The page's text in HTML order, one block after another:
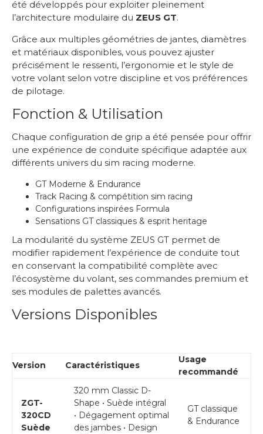
été développés pour exploiter pleinement
l’architecture modulaire du ZEUS GT.
Grâce aux multiples géométries de jantes, diamètres
et matériaux disponibles, vous pouvez ajuster
précisément le ressenti, l’ergonomie et le style de
votre volant selon votre discipline et vos préférences
de pilotage.
Fonction & Utilisation
Chaque configuration de grip a été pensée pour offrir
une expérience de conduite spécifique adaptée aux
différents univers du sim racing moderne.
GT Moderne & Endurance
Track Racing & compétition sim racing
Configurations inspirées Formula
Sensations GT classiques & esprit heritage
La modularité du système ZEUS GT permet de
modifier rapidement l’expérience de conduite tout
en conservant la compatibilité complète avec
l’écosystème du volant, ses commandes premium et
ses modules de palettes avancés.
Versions Disponibles
Version Caractéristiques
Usage
recommandé
ZGT-
320CD
Suède
320 mm Classic D-
Shape • Suède intégral
• Dégagement optimal
des jambes • Design
GT classique
& Endurance